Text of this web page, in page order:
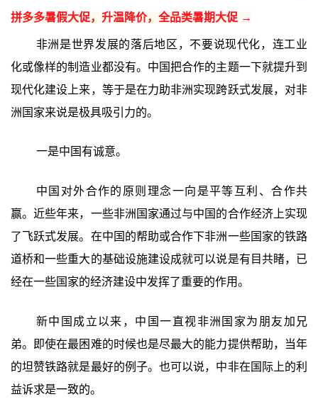
拼多多暑假大促，升温降价，全品类暑期大促 →
非洲是世界发展的落后地区，不要说现代化，连工业
化或像样的制造业都没有。中国把合作的主题一下就提升到
现代化建设上来，等于是在力助非洲实现跨跃式发展，对非
洲国家来说是极具吸引力的。
一是中国有诚意。
中国对外合作的原则理念一向是平等互利、合作共
赢。近些年来，一些非洲国家通过与中国的合作经济上实现
了飞跃式发展。在中国的帮助或合作下非洲一些国家的铁路
道桥和一些重大的基础设施建设成就可以说是有目共睹，已
经在一些国家的经济建设中发挥了重要的作用。
新中国成立以来，中国一直视非洲国家为朋友加兄
弟。即使在最困难的时候也是尽最大的能力提供帮助，当年
的坦赞铁路就是最好的例子。也可以说，中非在国际上的利
益诉求是一致的。